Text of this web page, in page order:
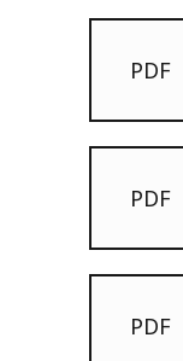
PDF
PDF
PDF